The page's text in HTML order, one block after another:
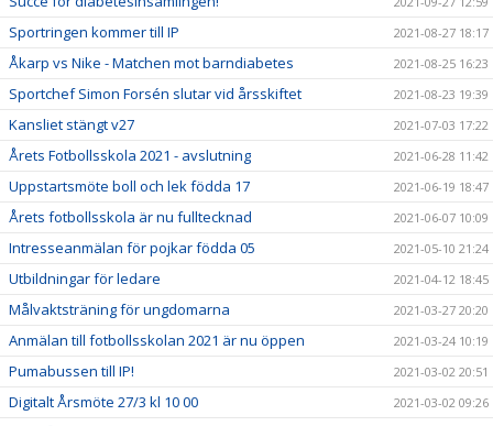
Sportringen kommer till IP 2021-08-27 18:17
Åkarp vs Nike - Matchen mot barndiabetes 2021-08-25 16:23
Sportchef Simon Forsén slutar vid årsskiftet 2021-08-23 19:39
Kansliet stängt v27 2021-07-03 17:22
Årets Fotbollsskola 2021 - avslutning 2021-06-28 11:42
Uppstartsmöte boll och lek födda 17 2021-06-19 18:47
Årets fotbollsskola är nu fulltecknad 2021-06-07 10:09
Intresseanmälan för pojkar födda 05 2021-05-10 21:24
Utbildningar för ledare 2021-04-12 18:45
Målvaktsträning för ungdomarna 2021-03-27 20:20
Anmälan till fotbollsskolan 2021 är nu öppen 2021-03-24 10:19
Pumabussen till IP! 2021-03-02 20:51
Digitalt Årsmöte 27/3 kl 10 00 2021-03-02 09:26